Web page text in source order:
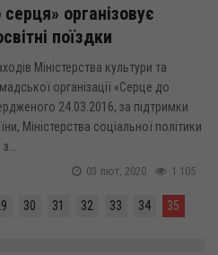
організовує
поїздки
Міністерства культури та
організації «Серце до
24.03.2016, за підтримки
Міністерства соціальної політики
1 105
03 лют, 2020
30 31 32 33 34 35